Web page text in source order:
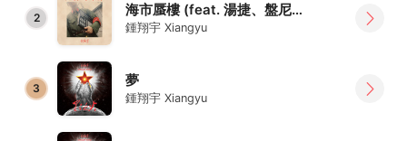
2 海市蜃樓 (feat. 湯捷、盤尼西林)
鍾翔宇 Xiangyu
3 夢
鍾翔宇 Xiangyu